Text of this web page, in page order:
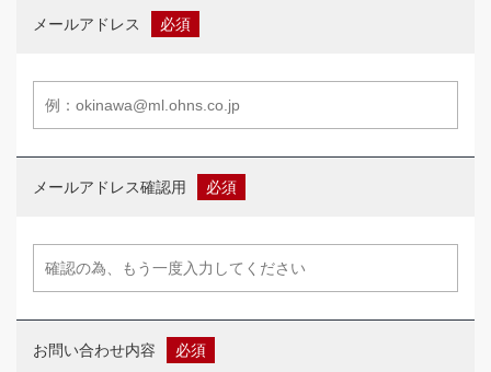
メールアドレス
メールアドレス確認用
お問い合わせ内容